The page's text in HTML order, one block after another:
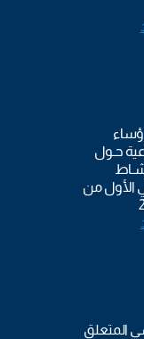
حـول
الأول من
المتعلق